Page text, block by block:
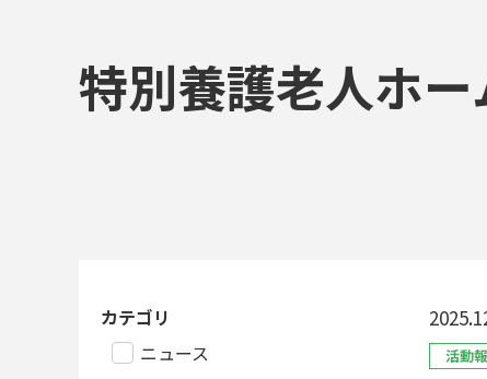
特別養護老人ホ
活動
カテゴリ
ニュース